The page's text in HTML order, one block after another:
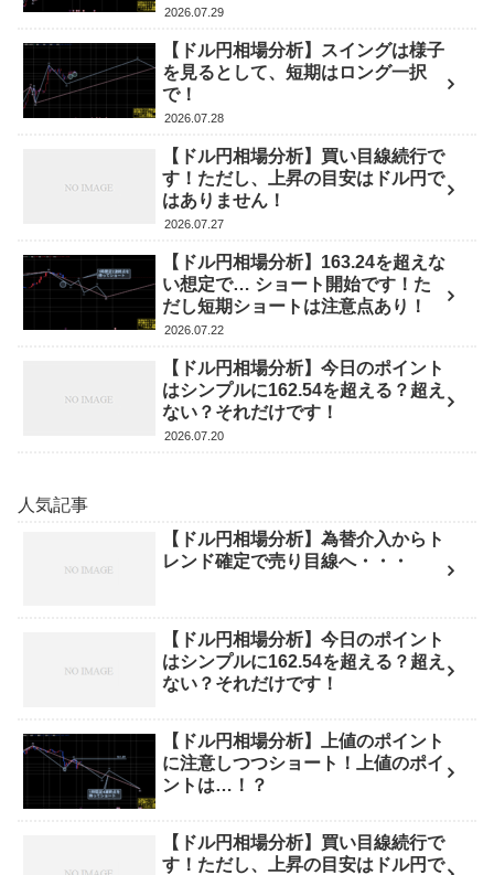
2026.07.29
【ドル円相場分析】スイングは様子
を見るとして、短期はロング一択
で！
2026.07.28
【ドル円相場分析】買い目線続行で
す！ただし、上昇の目安はドル円で
はありません！
2026.07.27
【ドル円相場分析】163.24を超えな
い想定で… ショート開始です！た
だし短期ショートは注意点あり！
2026.07.22
【ドル円相場分析】今日のポイント
はシンプルに162.54を超える？超え
ない？それだけです！
2026.07.20
人気記事
【ドル円相場分析】為替介入からト
レンド確定で売り目線へ・・・
【ドル円相場分析】今日のポイント
はシンプルに162.54を超える？超え
ない？それだけです！
【ドル円相場分析】上値のポイント
に注意しつつショート！上値のポイ
ントは…！？
【ドル円相場分析】買い目線続行で
す！ただし、上昇の目安はドル円で